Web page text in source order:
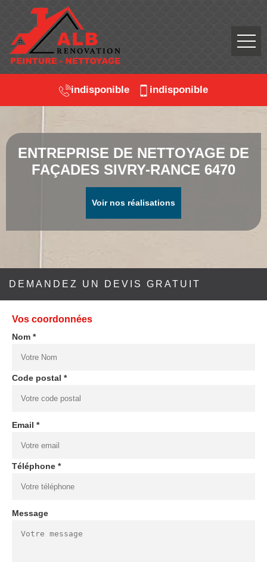
indisponible indisponible
ENTREPRISE DE NETTOYAGE DE
FAÇADES SIVRY-RANCE 6470
Voir nos réalisations
DEMANDEZ UN DEVIS GRATUIT
Vos coordonnées
Nom *
Code postal *
Email *
Téléphone *
Message